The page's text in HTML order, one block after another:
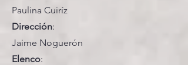
Paulina Cuiríz
Dirección:
Jaime Noguerón
Elenco: